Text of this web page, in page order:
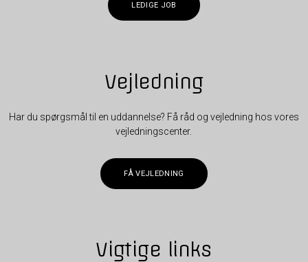
LEDIGE JOB
Vejledning
Har du spørgsmål til en uddannelse? Få råd og vejledning hos vores
vejledningscenter.
FÅ VEJLEDNING
Vigtige links